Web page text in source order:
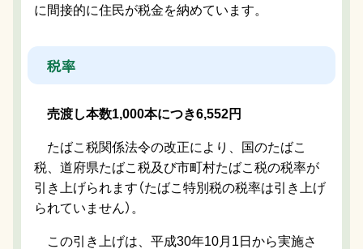
に間接的に住民が税金を納めています。
税率
売渡し本数1,000本につき6,552円
たばこ税関係法令の改正により、国のたばこ
税、道府県たばこ税及び市町村たばこ税の税率が
引き上げられます（たばこ特別税の税率は引き上げ
られていません）。
この引き上げは、平成30年10月1日から実施さ